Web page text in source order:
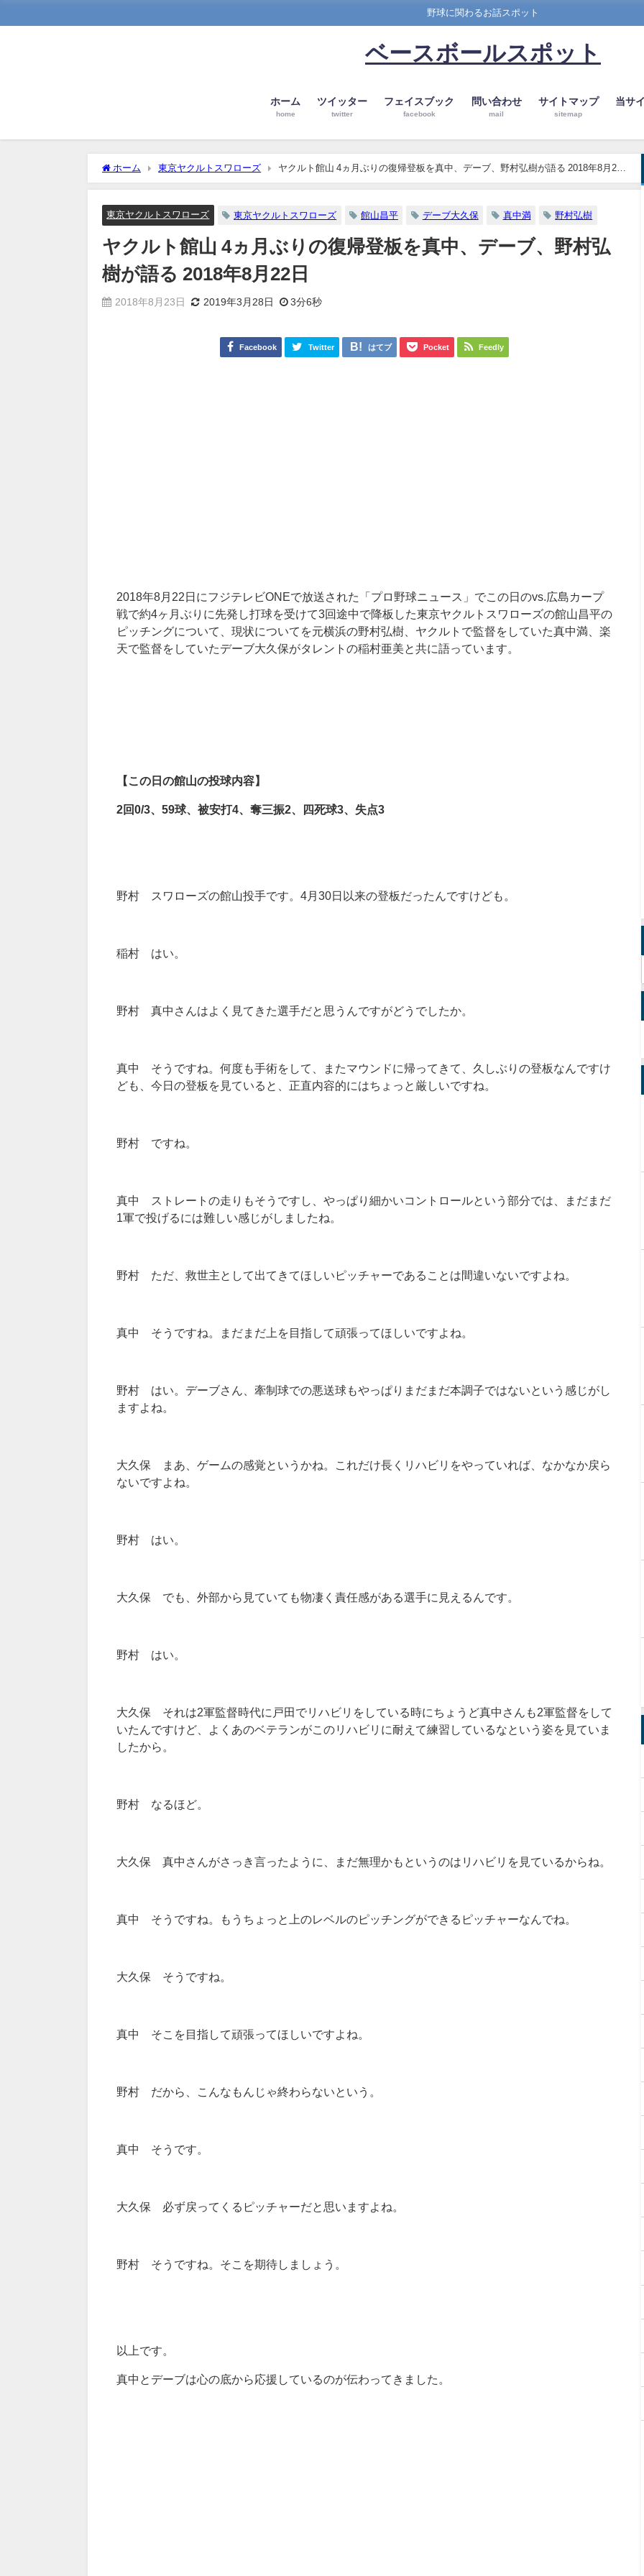
野球に関わるお話スポット
ベースボールスポット
ホーム
home
ツイッター
twitter
フェイスブック
facebook
問い合わせ
mail
サイトマップ
sitemap
当サ
ホーム 東京ヤクルトスワローズ
ヤクルト館山 4ヵ月ぶりの復帰登板を真中、デーブ、野村弘樹が語る 2018年8月22
日
東京ヤクルトスワローズ 東京ヤクルトスワローズ 館山昌平 デーブ大久保 真中満 野村弘樹
ヤクルト館山 4ヵ月ぶりの復帰登板を真中、デーブ、野村弘
樹が語る 2018年8月22日
2018年8月23日 2019年3月28日 3分6秒
Facebook Twitter はてブ Pocket Feedly
2018年8月22日にフジテレビONEで放送された「プロ野球ニュース」でこの日のvs.広島カープ
戦で約4ヶ月ぶりに先発し打球を受けて3回途中で降板した東京ヤクルトスワローズの館山昌平の
ピッチングについて、現状についてを元横浜の野村弘樹、ヤクルトで監督をしていた真中満、楽
天で監督をしていたデーブ大久保がタレントの稲村亜美と共に語っています。
【この日の館山の投球内容】
2 回0/3 、59球、被安打4 、奪三振2 、四死球3 、失点3
野村 スワローズの館山投手です。4月30日以来の登板だったんですけども。
稲村 はい。
野村 真中さんはよく見てきた選手だと思うんですがどうでしたか。
真中 そうですね。何度も手術をして、またマウンドに帰ってきて、久しぶりの登板なんですけ
ども、今日の登板を見ていると、正直内容的にはちょっと厳しいですね。
野村 ですね。
真中 ストレートの走りもそうですし、やっぱり細かいコントロールという部分では、まだまだ
1軍で投げるには難しい感じがしましたね。
野村 ただ、救世主として出てきてほしいピッチャーであることは間違いないですよね。
真中 そうですね。まだまだ上を目指して頑張ってほしいですよね。
野村 はい。デーブさん、牽制球での悪送球もやっぱりまだまだ本調子ではないという感じがし
ますよね。
大久保 まあ、ゲームの感覚というかね。これだけ長くリハビリをやっていれば、なかなか戻ら
ないですよね。
野村 はい。
大久保 でも、外部から見ていても物凄く責任感がある選手に見えるんです。
野村 はい。
大久保 それは2軍監督時代に戸田でリハビリをしている時にちょうど真中さんも2軍監督をして
いたんですけど、よくあのベテランがこのリハビリに耐えて練習しているなという姿を見ていま
したから。
野村 なるほど。
大久保 真中さんがさっき言ったように、まだ無理かもというのはリハビリを見ているからね。
真中 そうですね。もうちょっと上のレベルのピッチングができるピッチャーなんでね。
大久保 そうですね。
真中 そこを目指して頑張ってほしいですよね。
野村 だから、こんなもんじゃ終わらないという。
真中 そうです。
大久保 必ず戻ってくるピッチャーだと思いますよね。
野村 そうですね。そこを期待しましょう。
以上です。
真中とデーブは心の底から応援しているのが伝わってきました。